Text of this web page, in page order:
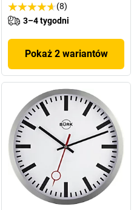
(8)
3–4 tygodni
Pokaż 2 wariantów